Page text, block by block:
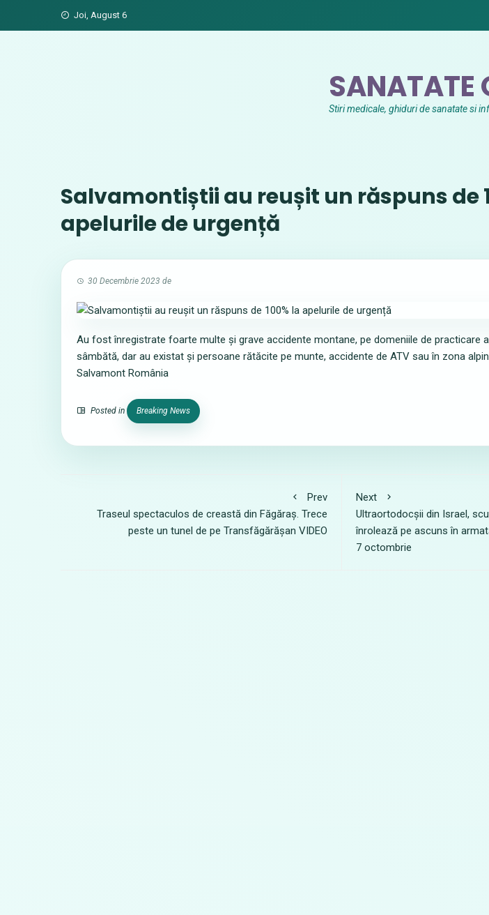
Joi, August 6
SANATATE
Stiri medicale, ghiduri de sanatate si
Salvamontiștii au reușit un răspuns de
apelurile de urgență
30 Decembrie 2023 de
Au fost înregistrate foarte multe și grave accidente montane, pe domeniile de practicare
sâmbătă, dar au existat și persoane rătăcite pe munte, accidente de ATV sau în zona
Salvamont România
Posted in Breaking News
Prev
Traseul spectaculos de creastă din Făgăraș. Trece
peste un tunel de pe Transfăgărășan VIDEO
Next
Ultraortodocșii din Israel,
înrolează pe ascuns în
7 octombrie